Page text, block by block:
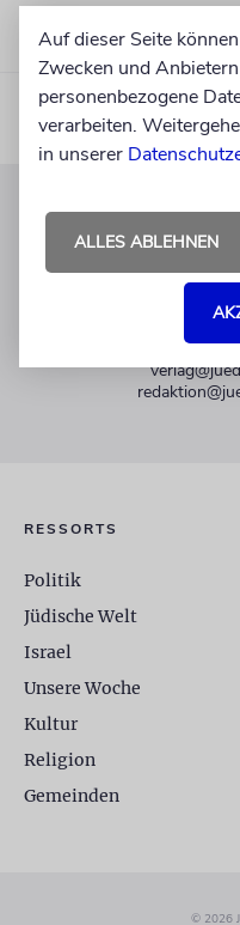
+49
RESSORTS
Politik
Jüdische Welt
Israel
Unsere Woche
Kultur
Religion
Gemeinden
© 2026
Auf dieser Seite
Zwecken und
personenbezogene
verarbeiten.
in unserer
ALLES ABLEHNEN